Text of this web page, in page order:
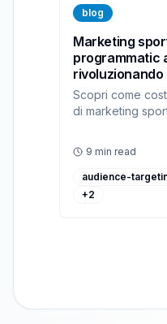
blog
Marketing
programmatic
rivoluzionando
Scopri come
di marketing
9 min read
audience-
+2